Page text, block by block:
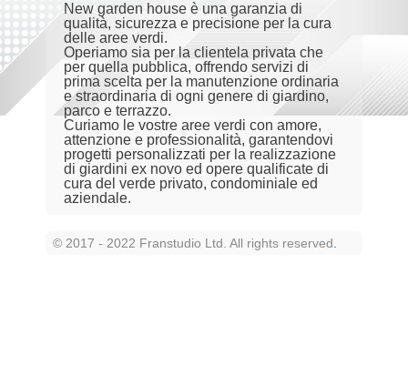
New garden house è una garanzia di
qualità, sicurezza e precisione per la cura
delle aree verdi.
Operiamo sia per la clientela privata che
per quella pubblica, offrendo servizi di
prima scelta per la manutenzione ordinaria
e straordinaria di ogni genere di giardino,
parco e terrazzo.
Curiamo le vostre aree verdi con amore,
attenzione e professionalità, garantendovi
progetti personalizzati per la realizzazione
di giardini ex novo ed opere qualificate di
cura del verde privato, condominiale ed
aziendale.
© 2017 - 2022 Franstudio Ltd. All rights reserved